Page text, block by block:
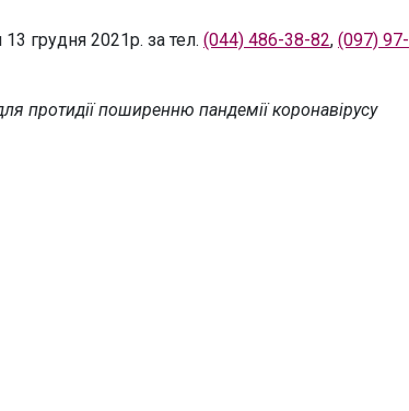
грудня 2021р. за тел. (044) 486-38-82, (097) 97-
протидії поширенню пандемії коронавірусу